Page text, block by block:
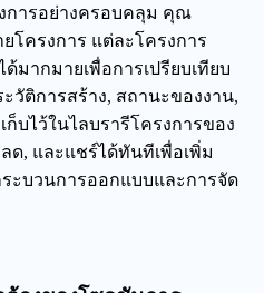
การอย่างครอบคลุม คุณ
โครงการ แต่ละโครงการ
มากมายเพื่อการเปรียบเทียบ
วัติการสร้าง, สถานะของงาน,
บไว้ในไลบรารีโครงการของ
, และแชร์ได้ทันทีเพื่อเพิ่ม
ะบวนการออกแบบและการจัด